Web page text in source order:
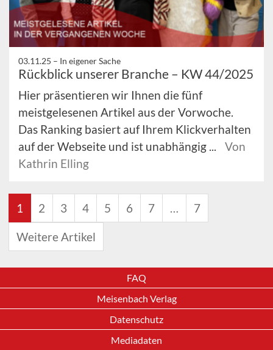
03.11.25 – In eigener Sache
Rückblick unserer Branche – KW 44/2025
Hier präsentieren wir Ihnen die fünf
meistgelesenen Artikel aus der Vorwoche.
Das Ranking basiert auf Ihrem Klickverhalten
auf der Webseite und ist unabhängig ...
Von
Kathrin Elling
1 2 3 4 5 6 7 … 7
Weitere Artikel
FAQ
Meisenbach Verlag
Datenschutz
Mediadaten